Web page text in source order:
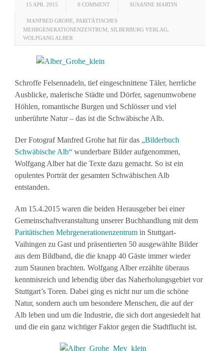
15 APR. 2015 0 COMMENT SUSANNE MARTIN
MANFRED GROHE PARITÄTISCHES
MEHRGENERATIONENZENTRUM SILBERBURG VERLAG
WOLFGANG ALBER
Schroffe Felsennadeln, tief eingeschnittene Täler, herrliche
Ausblicke, malerische Städte und Dörfer, sagenumwobene
Höhlen, romantische Burgen und Schlösser und viel
unberührte Natur – das ist die Schwäbische Alb.
Der Fotograf Manfred Grohe hat für das „Bilderbuch
Schwäbische Alb“ wunderbare Bilder aufgenommen,
Wolfgang Alber hat die Texte dazu gemacht. So ist ein
opulentes Porträt der gesamten Schwäbischen Alb
entstanden.
Am 15.4.2015 waren die beiden Herausgeber bei einer
Gemeinschaftveranstaltung unserer Buchhandlung mit dem
Paritätischen Mehrgenerationenzentrum in Stuttgart-
Vaihingen zu Gast und präsentierten 50 ausgewählte Bilder
aus dem Bildband, die die knapp 40 Gäste immer wieder
zum Staunen brachten. Wolfgang Alber erzählte überaus
kenntnisreich und lebendig über das Naherholungsgebiet vor
Stuttgart’s Toren. Dabei ging es nicht nur um die schöne
Natur, sondern auch um besondere Menschen, die auf der
Alb leben und um die Industrie, die sich dort angesiedelt hat
und die ein ganz wichtiger Faktor gegen die Stadtflucht ist.